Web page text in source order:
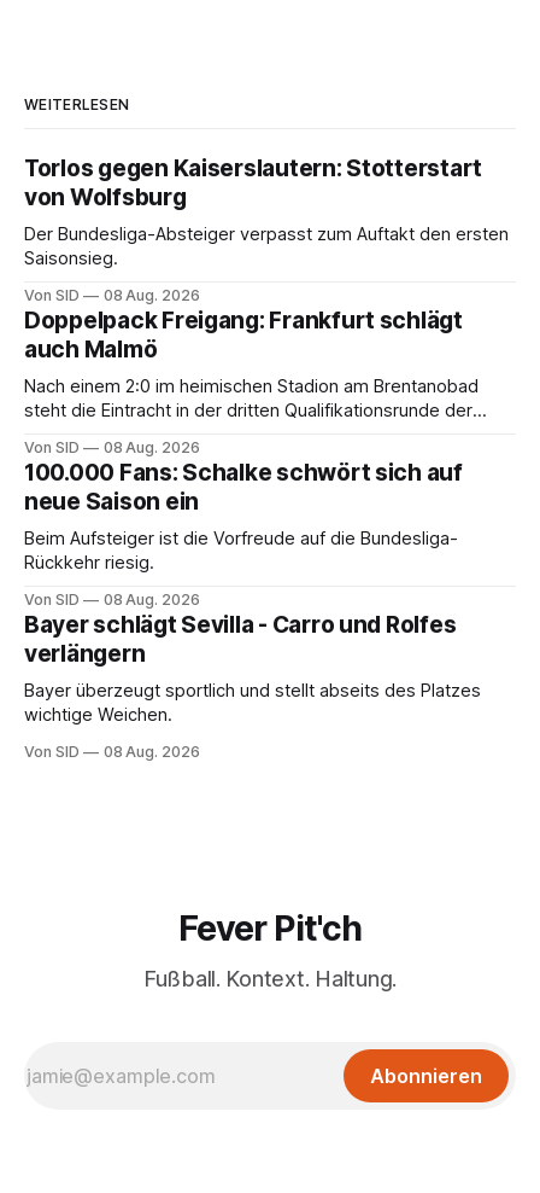
WEITERLESEN
Torlos gegen Kaiserslautern: Stotterstart
von Wolfsburg
Der Bundesliga-Absteiger verpasst zum Auftakt den ersten
Saisonsieg.
Von SID 08 Aug. 2026
Doppelpack Freigang: Frankfurt schlägt
auch Malmö
Nach einem 2:0 im heimischen Stadion am Brentanobad
steht die Eintracht in der dritten Qualifikationsrunde der
Von SID 08 Aug. 2026
100.000 Fans: Schalke schwört sich auf
neue Saison ein
Beim Aufsteiger ist die Vorfreude auf die Bundesliga-
Rückkehr riesig.
Von SID 08 Aug. 2026
Bayer schlägt Sevilla - Carro und Rolfes
verlängern
Bayer überzeugt sportlich und stellt abseits des Platzes
wichtige Weichen.
Von SID 08 Aug. 2026
Fever Pit'ch
Fußball. Kontext. Haltung.
Abonnieren